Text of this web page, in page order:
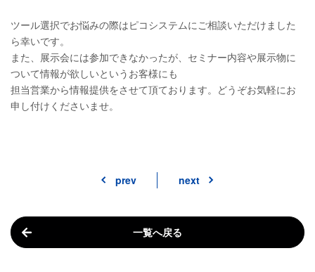
ツール選択でお悩みの際はピコシステムにご相談いただけました
ら幸いです。
また、展示会には参加できなかったが、セミナー内容や展示物に
ついて情報が欲しいというお客様にも
担当営業から情報提供をさせて頂ております。どうぞお気軽にお
申し付けくださいませ。
prev next
一覧へ戻る